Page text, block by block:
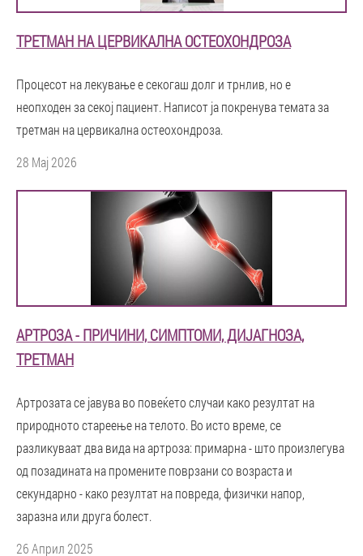
ТРЕТМАН НА ЦЕРВИКАЛНА ОСТЕОХОНДРОЗА
Процесот на лекување е секогаш долг и трнлив, но е
неопходен за секој пациент. Написот ја покренува темата за
третман на цервикална остеохондроза.
28 Мај 2026
АРТРОЗА - ПРИЧИНИ, СИМПТОМИ, ДИЈАГНОЗА,
ТРЕТМАН
Артрозата се јавува во повеќето случаи како резултат на
природното стареење на телото. Во исто време, се
разликуваат два вида на артроза: примарна - што произлегува
од позадината на промените поврзани со возраста и
секундарно - како резултат на повреда, физички напор,
заразна или друга болест.
26 Април 2025